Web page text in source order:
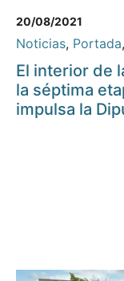
20/08/2021
Noticias, Portada,
El interior de
la séptima
impulsa la